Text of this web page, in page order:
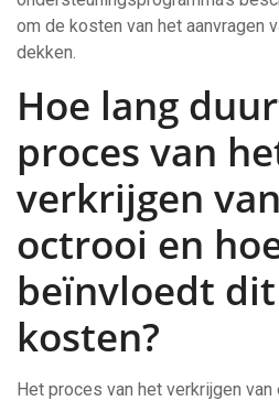
om de kosten van het aanvragen
dekken.
Hoe lang
proces van
verkrijgen
octrooi en
beïnvloedt
kosten?
Het proces van het verkrijgen